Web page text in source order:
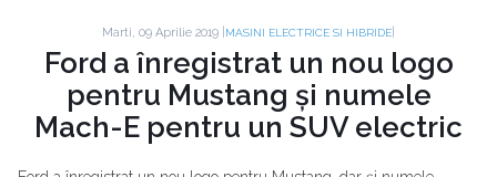
Marti, 09 Aprilie 2019 | MASINI ELECTRICE SI HIBRIDE
Ford a înregistrat un nou logo
pentru Mustang și numele
Mach-E pentru un SUV electric